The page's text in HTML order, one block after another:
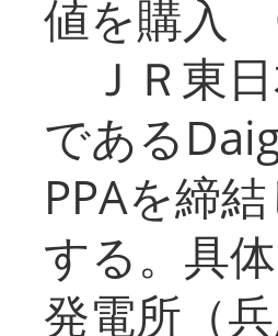
値を購入
ＪＲ東
である
PPAを締
する。具
発電所（